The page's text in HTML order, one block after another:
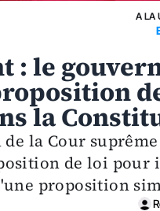
A LA
: le
la
la Cour
de loi
proposition